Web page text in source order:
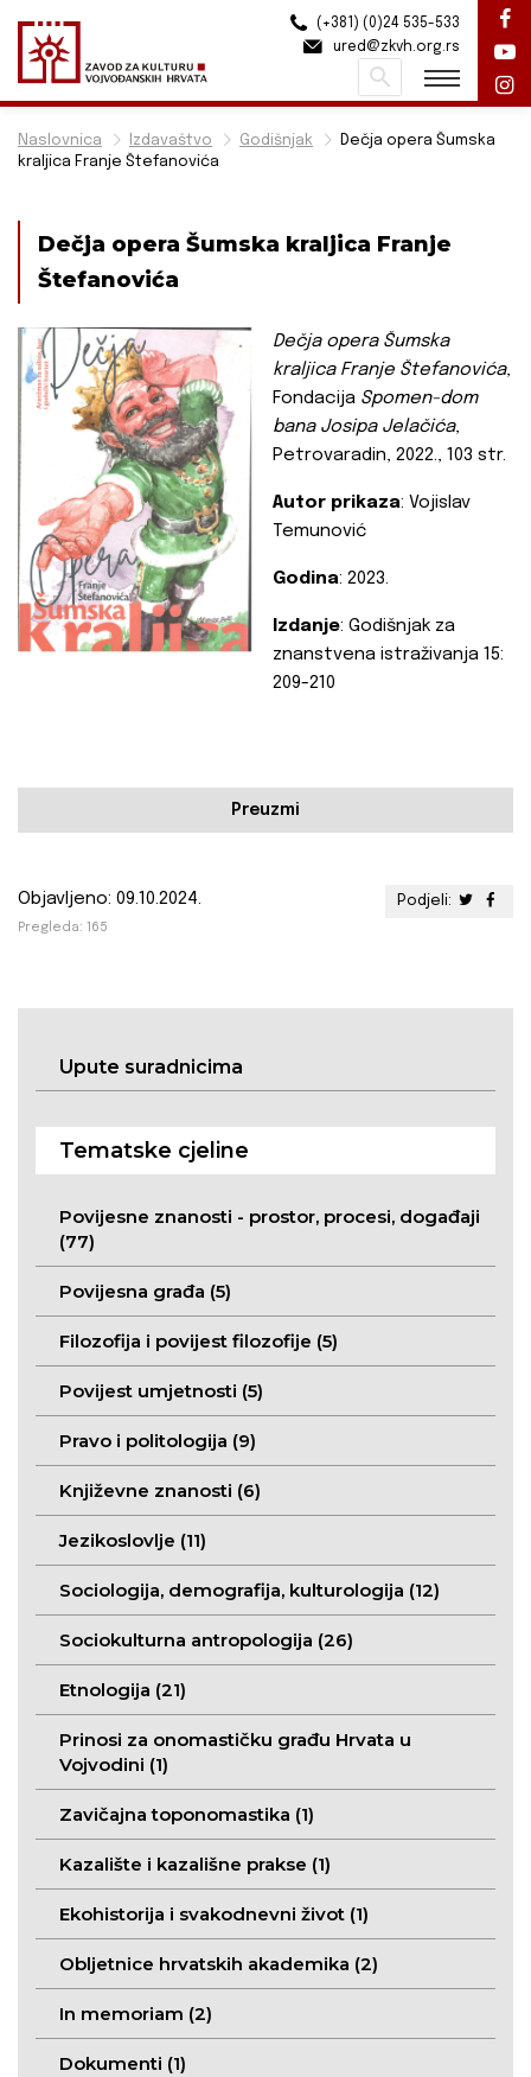
Naslovnica Izdavaštvo Godišnjak
Dečja opera Šumska
kraljica Franje Štefanovića
Dečja opera Šumska kraljica Franje
Štefanovića
Dečja opera Šumska
kraljica Franje Štefanovića,
Fondacija Spomen-dom
bana Josipa Jelačića,
Petrovaradin, 2022., 103 str.
Autor prikaza: Vojislav
Temunović
Godina: 2023.
Izdanje: Godišnjak za
znanstvena istraživanja 15:
209-210
Preuzmi
Podjeli:
Objavljeno: 09.10.2024.
Pregleda: 165
Upute suradnicima
Tematske cjeline
Povijesne znanosti - prostor, procesi, događaji
(77)
Povijesna građa (5)
Filozofija i povijest filozofije (5)
Povijest umjetnosti (5)
Pravo i politologija (9)
Književne znanosti (6)
Jezikoslovlje (11)
Sociologija, demografija, kulturologija (12)
Sociokulturna antropologija (26)
Etnologija (21)
Prinosi za onomastičku građu Hrvata u
Vojvodini (1)
Zavičajna toponomastika (1)
Kazalište i kazališne prakse (1)
Ekohistorija i svakodnevni život (1)
Obljetnice hrvatskih akademika (2)
In memoriam (2)
Dokumenti (1)
(+381) (0)24 535-533
ured@zkvh.org.rs
Pretraži